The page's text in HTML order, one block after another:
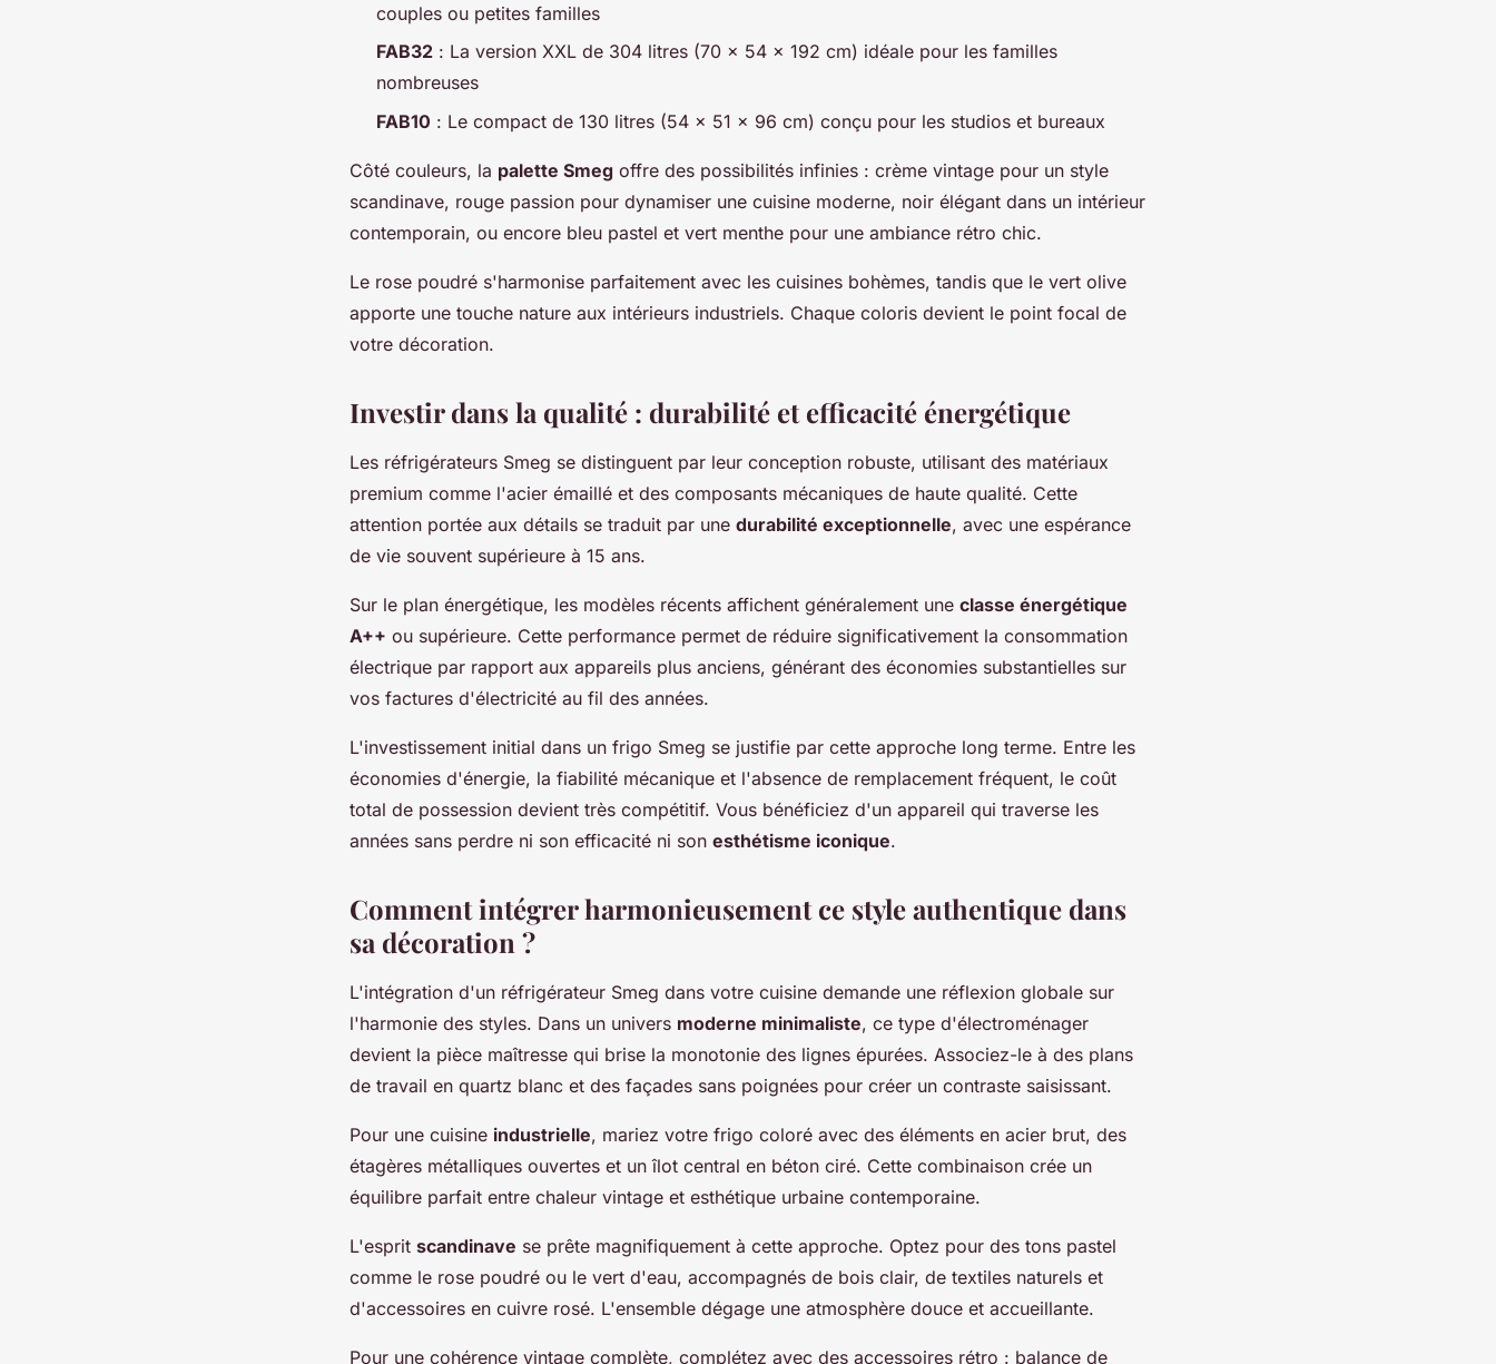
couples ou petites familles
FAB32 : La version XXL de 304 litres (70 x 54 x 192 cm) idéale pour les familles
nombreuses
FAB10 : Le compact de 130 litres (54 x 51 x 96 cm) conçu pour les studios et bureaux
Côté couleurs, la palette Smeg offre des possibilités infinies : crème vintage pour un style
scandinave, rouge passion pour dynamiser une cuisine moderne, noir élégant dans un intérieur
contemporain, ou encore bleu pastel et vert menthe pour une ambiance rétro chic.
Le rose poudré s'harmonise parfaitement avec les cuisines bohèmes, tandis que le vert olive
apporte une touche nature aux intérieurs industriels. Chaque coloris devient le point focal de
votre décoration.
Investir dans la qualité : durabilité et efficacité énergétique
Les réfrigérateurs Smeg se distinguent par leur conception robuste, utilisant des matériaux
premium comme l'acier émaillé et des composants mécaniques de haute qualité. Cette
attention portée aux détails se traduit par une durabilité exceptionnelle, avec une espérance
de vie souvent supérieure à 15 ans.
Sur le plan énergétique, les modèles récents affichent généralement une classe énergétique
A++ ou supérieure. Cette performance permet de réduire significativement la consommation
électrique par rapport aux appareils plus anciens, générant des économies substantielles sur
vos factures d'électricité au fil des années.
L'investissement initial dans un frigo Smeg se justifie par cette approche long terme. Entre les
économies d'énergie, la fiabilité mécanique et l'absence de remplacement fréquent, le coût
total de possession devient très compétitif. Vous bénéficiez d'un appareil qui traverse les
années sans perdre ni son efficacité ni son esthétisme iconique.
Comment intégrer harmonieusement ce style authentique dans
sa décoration ?
L'intégration d'un réfrigérateur Smeg dans votre cuisine demande une réflexion globale sur
l'harmonie des styles. Dans un univers moderne minimaliste, ce type d'électroménager
devient la pièce maîtresse qui brise la monotonie des lignes épurées. Associez-le à des plans
de travail en quartz blanc et des façades sans poignées pour créer un contraste saisissant.
Pour une cuisine industrielle, mariez votre frigo coloré avec des éléments en acier brut, des
étagères métalliques ouvertes et un îlot central en béton ciré. Cette combinaison crée un
équilibre parfait entre chaleur vintage et esthétique urbaine contemporaine.
L'esprit scandinave se prête magnifiquement à cette approche. Optez pour des tons pastel
comme le rose poudré ou le vert d'eau, accompagnés de bois clair, de textiles naturels et
d'accessoires en cuivre rosé. L'ensemble dégage une atmosphère douce et accueillante.
Pour une cohérence vintage complète, complétez avec des accessoires rétro : balance de